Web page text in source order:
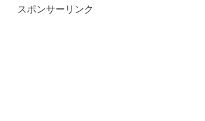
スポンサーリンク